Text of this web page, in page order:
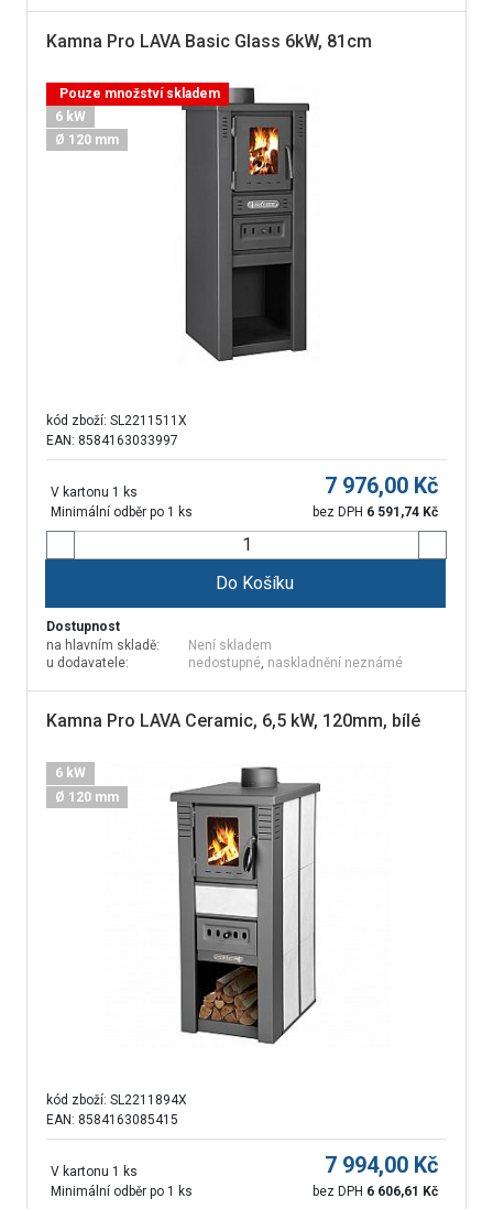
Kamna Pro LAVA Basic Glass 6kW, 81cm
Pouze množství skladem
6 kW
Ø 120 mm
kód zboží: SL2211511X
EAN: 8584163033997
V kartonu 1 ks
Minimální odběr po 1 ks
7 976,00 Kč
bez DPH 6 591,74 Kč
Do Košíku
Dostupnost
na hlavním skladě:
Není skladem
u dodavatele:
nedostupné, naskladnění neznámé
Kamna Pro LAVA Ceramic, 6,5 kW, 120mm, bílé
6 kW
Ø 120 mm
kód zboží: SL2211894X
EAN: 8584163085415
V kartonu 1 ks
Minimální odběr po 1 ks
7 994,00 Kč
bez DPH 6 606,61 Kč